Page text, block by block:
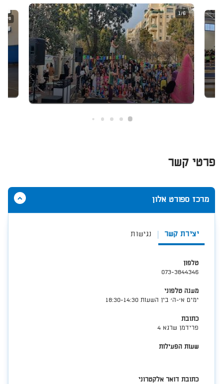
1/6
2/6
פרטי קשר
הסתר
תוכן
אודות
מרכז ספורט אלון
יצירת קשר נגישות
טלפון
073-3844346
מענה טלפוני
ימים א'-ה' בין השעות 18:30-14:30
כתובת
פרידמן שרגא 4
שעות הפעילות
כתובת דואר אלקטרוני